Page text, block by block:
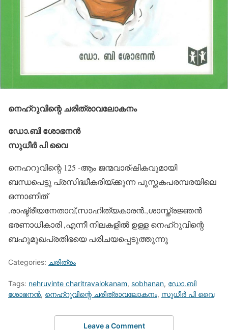
നെഹ്റുവിന്റെ ചരിത്രാവലോകനം
ഡോ.ബി ശോഭനൻ
സുധീര്‍ പി വൈ
നെഹറുവിന്റെ 125 -ആം ജന്മവാര്ഷികവുമായി
ബന്ധപെട്ടു പ്രസിദ്ധീകരിയ്ക്കുന്ന പുസ്തകപരമ്പരയിലെ
ഒന്നാണിത്
.രാഷ്ട്രീയനേതാവ്,സാഹിത്യകാരൻ.,ശാസ്ത്രജ്ഞൻ
ഭരണാധികാരി ,എന്നീ നിലകളിൽ ഉള്ള നെഹ്റുവിന്റെ
ബഹുമുഖപ്രതിഭയെ പരിചയപ്പെടുത്തുന്നു
Categories: ചരിത്രം
Tags: nehruvinte charitravalokanam, sobhanan, ഡോ.ബി
ശോഭനൻ, നെഹ്റുവിന്റെ ചരിത്രാവലോകനം, സുധീര്‍ പി വൈ
Leave a Comment